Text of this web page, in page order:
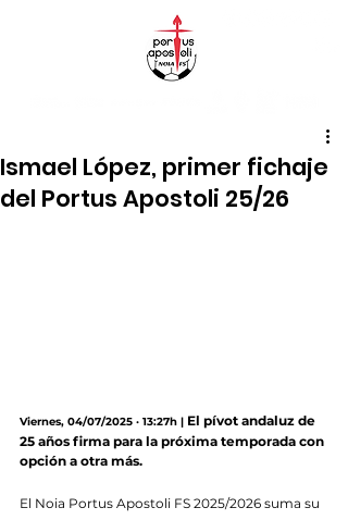
Ismael López, primer fichaje
del Portus Apostoli 25/26
Viernes, 04/07/2025 · 13:27h | El pívot andaluz de
25 años firma para la próxima temporada con
opción a otra más.
El Noia Portus Apostoli FS 2025/2026 suma su